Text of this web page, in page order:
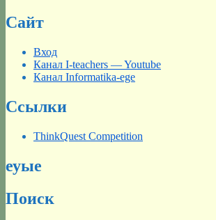
Сайт
Вход
Канал I-teachers — Youtube
Канал Informatika-ege
Ссылки
ThinkQuest Competition
еуые
Поиск